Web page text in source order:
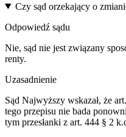
Czy sąd orzekający o
Odpowiedź sądu
Nie, sąd nie jest związany
renty.
Uzasadnienie
Sąd Najwyższy wskazał, że
tego przepisu nie bada
tym przesłanki z art. 444 § 2